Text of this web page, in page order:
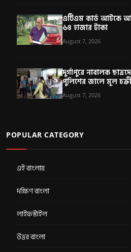
এটিএম কার্ড আটকে
৬৪ হাজার টাকা
August 7, 2026
দুর্গাপুরে নাবালক
পুলিশের জালে মূল
August 7, 2026
POPULAR CATEGORY
এই বাংলায়
দক্ষিণ বাংলা
লাইফস্টাইল
উত্তর বাংলা